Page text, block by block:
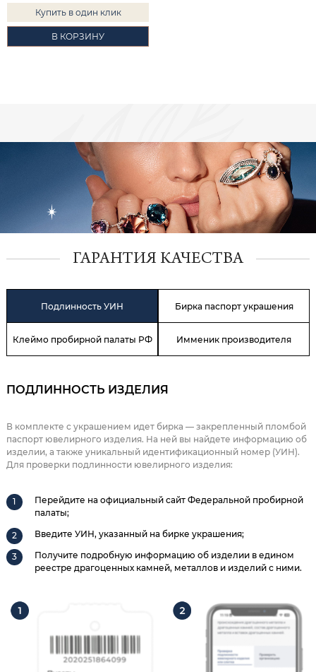
Купить в один клик
В КОРЗИНУ
ГАРАНТИЯ КАЧЕСТВА
Подлинность УИН Бирка паспорт украшения
Клеймо пробирной палаты РФ Имменик производителя
ПОДЛИННОСТЬ ИЗДЕЛИЯ
В комплекте с украшением идет бирка — закрепленный пломбой
паспорт ювелирного изделия. На ней вы найдете информацию об
изделии, а также уникальный идентификационный номер (УИН).
Для проверки подлинности ювелирного изделия:
Перейдите на официальный сайт Федеральной пробирной
палаты;
Введите УИН, указанный на бирке украшения;
Получите подробную информацию об изделии в едином
реестре драгоценных камней, металлов и изделий с ними.